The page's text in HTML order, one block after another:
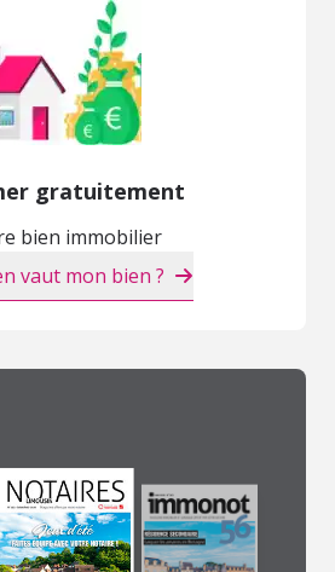
gratuitement
bien immobilier
vaut mon bien ?